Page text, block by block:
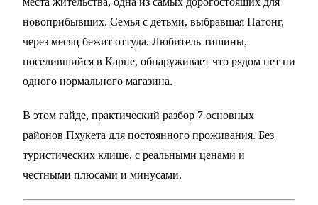
новоприбывших. Семья с детьми, выбравшая Патонг,
через месяц бежит оттуда. Любитель тишины,
поселившийся в Карне, обнаруживает что рядом нет ни
одного нормального магазина.
В этом гайде, практический разбор 7 основных
районов Пхукета для постоянного проживания. Без
туристических клише, с реальными ценами и
честными плюсами и минусами.